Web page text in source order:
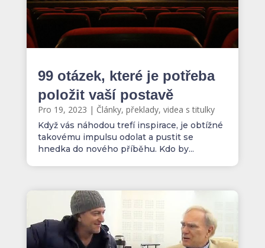
99 otázek, které je potřeba
položit vaší postavě
Pro 19, 2023 | Články, překlady, videa s titulky
Když vás náhodou trefí inspirace, je obtížné
takovému impulsu odolat a pustit se
hnedka do nového příběhu. Kdo by...